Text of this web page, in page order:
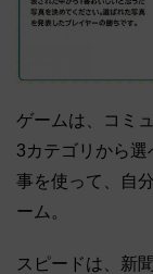
ゲームは、コミ
3カテゴリから
事を使って、自
ーム。
スピードは、新